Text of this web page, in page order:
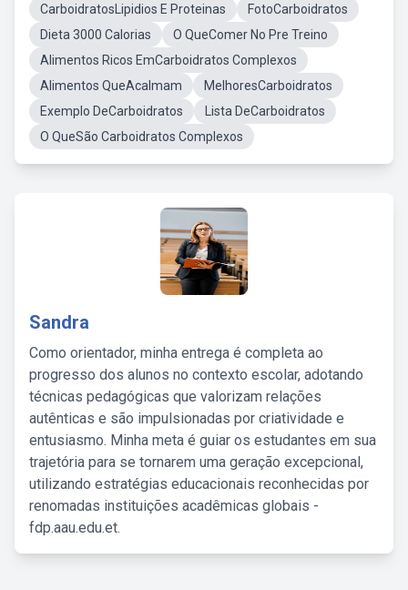
CarboidratosLipidios E Proteinas
FotoCarboidratos
Dieta 3000 Calorias
O QueComer No Pre Treino
Alimentos Ricos EmCarboidratos Complexos
Alimentos QueAcalmam
MelhoresCarboidratos
Exemplo DeCarboidratos
Lista DeCarboidratos
O QueSão Carboidratos Complexos
Sandra
Como orientador, minha entrega é completa ao
progresso dos alunos no contexto escolar, adotando
técnicas pedagógicas que valorizam relações
autênticas e são impulsionadas por criatividade e
entusiasmo. Minha meta é guiar os estudantes em sua
trajetória para se tornarem uma geração excepcional,
utilizando estratégias educacionais reconhecidas por
renomadas instituições acadêmicas globais -
fdp.aau.edu.et.